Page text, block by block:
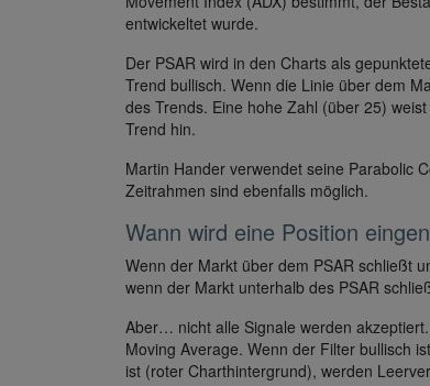
entwickeltet wurde.
Der PSAR wird in den Charts als
Trend bullisch. Wenn die Linie über dem
des Trends. Eine hohe Zahl (über 25)
Trend hin.
Martin Hander verwendet seine Parabolic
Zeitrahmen sind ebenfalls möglich.
Wann wird eine Position
Wenn der Markt über dem PSAR schließt
wenn der Markt unterhalb des PSAR
Aber… nicht alle Signale werden
Moving Average. Wenn der Filter bullisch
ist (roter Charthintergrund), werden